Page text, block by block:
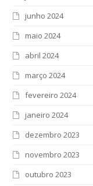
junho 2024
maio 2024
abril 2024
março 2024
fevereiro 2024
janeiro 2024
dezembro 2023
novembro 2023
outubro 2023